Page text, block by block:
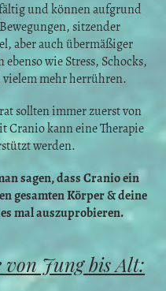
und können aufgrund
sitzender
aber auch übermäßiger
wie Stress, Schocks,
mehr herrühren.
sollten immer zuerst von
Cranio kann eine Therapie
werden.
sagen, dass Cranio ein
gesamten Körper & deine
mal auszuprobieren.
von Jung bis Alt: